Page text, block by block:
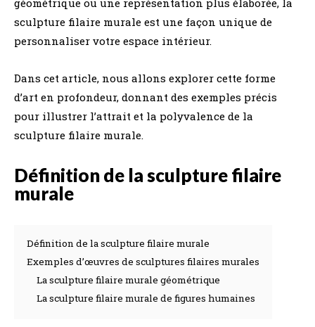
géométrique ou une représentation plus élaborée, la
sculpture filaire murale est une façon unique de
personnaliser votre espace intérieur.
Dans cet article, nous allons explorer cette forme
d’art en profondeur, donnant des exemples précis
pour illustrer l’attrait et la polyvalence de la
sculpture filaire murale.
Définition de la sculpture filaire
murale
Définition de la sculpture filaire murale
Exemples d’œuvres de sculptures filaires murales
La sculpture filaire murale géométrique
La sculpture filaire murale de figures humaines